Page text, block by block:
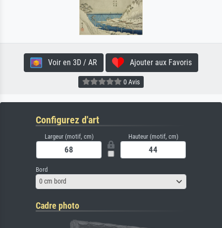
Voir en 3D / AR Ajouter aux Favoris
0 Avis
Configurez d'art
Largeur (motif, cm) Hauteur (motif, cm)
Bord
0 cm bord
Cadre photo